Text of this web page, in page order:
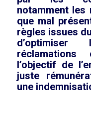
notamment les
que mal
règles issues
réclamations
l’objectif de
juste
une